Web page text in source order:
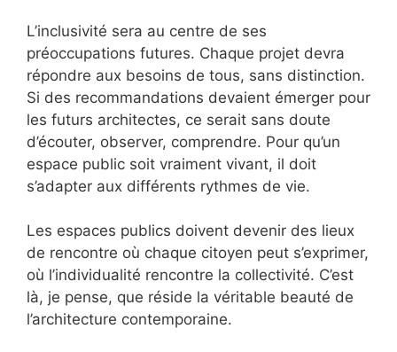
L’inclusivité sera au centre de ses
préoccupations futures. Chaque projet devra
répondre aux besoins de tous, sans distinction.
Si des recommandations devaient émerger pour
les futurs architectes, ce serait sans doute
d’écouter, observer, comprendre. Pour qu’un
espace public soit vraiment vivant, il doit
s’adapter aux différents rythmes de vie.
Les espaces publics doivent devenir des lieux
de rencontre où chaque citoyen peut s’exprimer,
où l’individualité rencontre la collectivité. C’est
là, je pense, que réside la véritable beauté de
l’architecture contemporaine.